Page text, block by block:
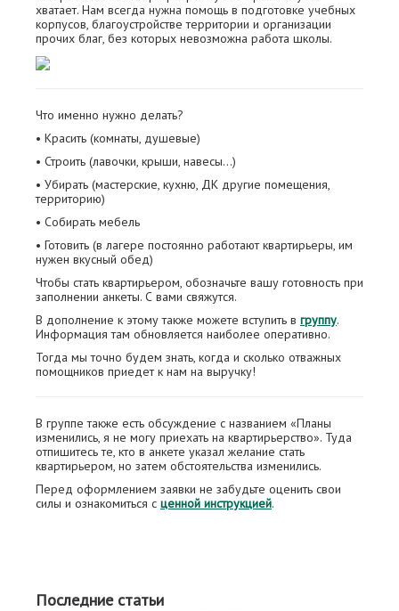
хватает. Нам всегда нужна помощь в подготовке учебных
корпусов, благоустройстве территории и организации
прочих благ, без которых невозможна работа школы.
Что именно нужно делать?
• Красить (комнаты, душевые)
• Строить (лавочки, крыши, навесы…)
• Убирать (мастерские, кухню, ДК другие помещения,
территорию)
• Собирать мебель
• Готовить (в лагере постоянно работают квартирьеры, им
нужен вкусный обед)
Чтобы стать квартирьером, обозначьте вашу готовность при
заполнении анкеты. С вами свяжутся.
В дополнение к этому также можете вступить в группу.
Информация там обновляется наиболее оперативно.
Тогда мы точно будем знать, когда и сколько отважных
помощников приедет к нам на выручку!
В группе также есть обсуждение с названием «Планы
изменились, я не могу приехать на квартирьерство». Туда
отпишитесь те, кто в анкете указал желание стать
квартирьером, но затем обстоятельства изменились.
Перед оформлением заявки не забудьте оценить свои
силы и ознакомиться с ценной инструкцией.
Последние статьи